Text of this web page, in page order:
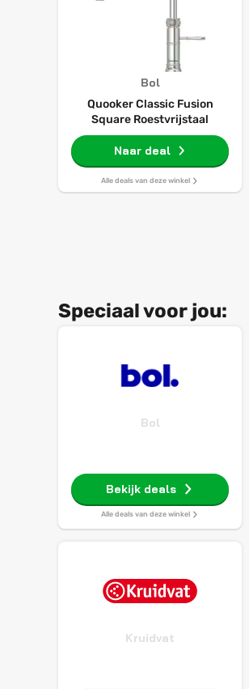
Bol
Quooker Classic Fusion
Square Roestvrijstaal
Naar deal
Alle deals van deze winkel
Speciaal voor jou:
Bol
Bekijk deals
Alle deals van deze winkel
Kruidvat